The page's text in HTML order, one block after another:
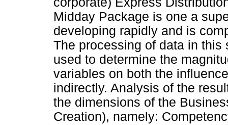
Midday Package is one a
developing rapidly and is
The processing of data in
used to determine the
variables on both the
indirectly. Analysis of the
the dimensions of the
Creation), namely: